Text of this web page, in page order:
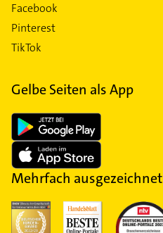
Facebook
Pinterest
TikTok
Gelbe Seiten als App
Mehrfach ausgezeichnet